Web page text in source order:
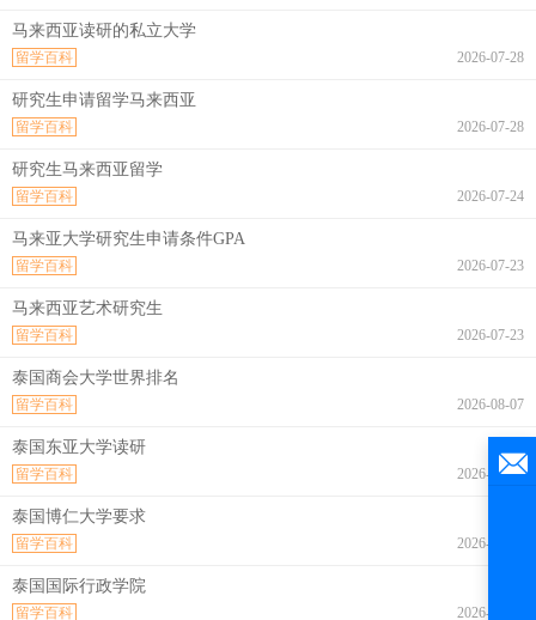
马来西亚读研的私立大学
2026-07-28
留学百科
研究生申请留学马来西亚
2026-07-28
留学百科
研究生马来西亚留学
2026-07-24
留学百科
马来亚大学研究生申请条件GPA
2026-07-23
留学百科
马来西亚艺术研究生
2026-07-23
留学百科
泰国商会大学世界排名
2026-08-07
留学百科
泰国东亚大学读研
2026-08-07
留学百科
泰国博仁大学要求
2026-08-07
留学百科
泰国国际行政学院
2026-08-07
留学百科